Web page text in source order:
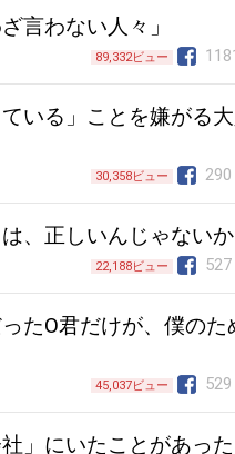
言わない人々」
89,332ビュー
いる」ことを嫌がる
30,358ビュー 290
、正しいんじゃないか
22,188ビュー 527
たO君だけが、僕のた
45,037ビュー 529
」にいたことがあった